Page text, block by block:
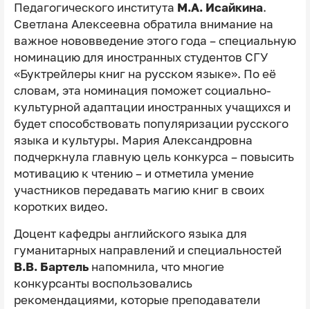
Педагогического института М.А. Исайкина.
Светлана Алексеевна обратила внимание на
важное нововведение этого года – специальную
номинацию для иностранных студентов СГУ
«Буктрейлеры книг на русском языке». По её
словам, эта номинация поможет социально-
культурной адаптации иностранных учащихся и
будет способствовать популяризации русского
языка и культуры. Мария Александровна
подчеркнула главную цель конкурса – повысить
мотивацию к чтению – и отметила умение
участников передавать магию книг в своих
коротких видео.
Доцент кафедры английского языка для
гуманитарных направлений и специальностей
В.В. Бартельнапомнила, что многие
конкурсанты воспользовались
рекомендациями, которые преподаватели